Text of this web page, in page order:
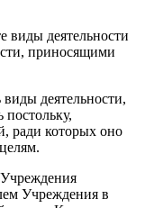
виды деятельности
приносящими
деятельности,
ради которых оно
Учреждения в